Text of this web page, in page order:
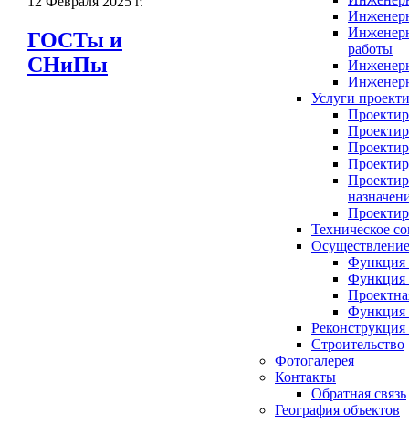
ГОСТы и
СНиПы
работы
Услуги
Техническое
Функция
Функция
Функция
Строительство
Фотогалерея
Контакты
Обратная связь
География объектов